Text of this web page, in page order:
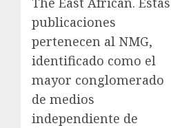
publicaciones
pertenecen al NMG,
identificado como el
mayor conglomerado
de medios
independiente de